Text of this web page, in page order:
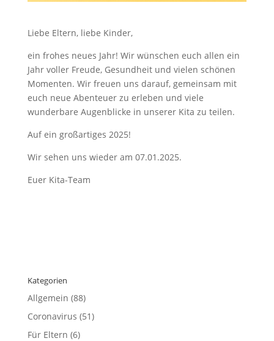
Liebe Eltern, liebe Kinder,
ein frohes neues Jahr! Wir wünschen euch allen ein
Jahr voller Freude, Gesundheit und vielen schönen
Momenten. Wir freuen uns darauf, gemeinsam mit
euch neue Abenteuer zu erleben und viele
wunderbare Augenblicke in unserer Kita zu teilen.
Auf ein großartiges 2025!
Wir sehen uns wieder am 07.01.2025.
Euer Kita-Team
Kategorien
Allgemein (88)
Coronavirus (51)
Für Eltern (6)